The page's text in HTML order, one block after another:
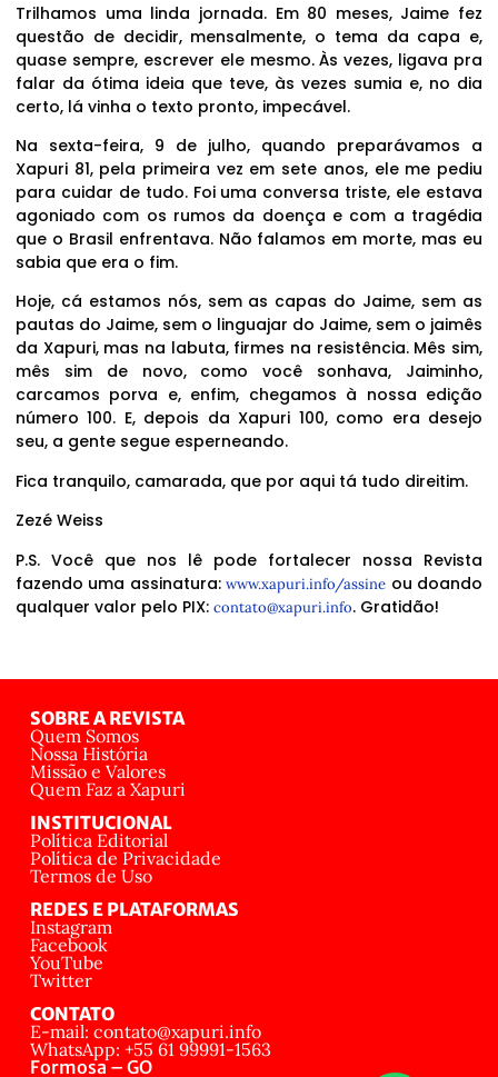
Trilhamos uma linda jornada. Em 80 meses, Jaime fez
questão de decidir, mensalmente, o tema da capa e,
quase sempre, escrever ele mesmo. Às vezes, ligava pra
falar da ótima ideia que teve, às vezes sumia e, no dia
certo, lá vinha o texto pronto, impecável.
Na sexta-feira, 9 de julho, quando preparávamos a
Xapuri 81, pela primeira vez em sete anos, ele me pediu
para cuidar de tudo. Foi uma conversa triste, ele estava
agoniado com os rumos da doença e com a tragédia
que o Brasil enfrentava. Não falamos em morte, mas eu
sabia que era o fim.
Hoje, cá estamos nós, sem as capas do Jaime, sem as
pautas do Jaime, sem o linguajar do Jaime, sem o jaimês
da Xapuri, mas na labuta, firmes na resistência. Mês sim,
mês sim de novo, como você sonhava, Jaiminho,
carcamos porva e, enfim, chegamos à nossa edição
número 100. E, depois da Xapuri 100, como era desejo
seu, a gente segue esperneando.
Fica tranquilo, camarada, que por aqui tá tudo direitim.
Zezé Weiss
P.S. Você que nos lê pode fortalecer nossa Revista
fazendo uma assinatura:www.xapuri.info/assine ou doando
qualquer valor pelo PIX: contato@xapuri.info. Gratidão!
SOBRE A REVISTA
Quem Somos
Nossa História
Missão e Valores
Quem Faz a Xapuri
INSTITUCIONAL
Política Editorial
Política de Privacidade
Termos de Uso
REDES E PLATAFORMAS
Instagram
Facebook
YouTube
Twitter
CONTATO
E-mail: contato@xapuri.info
WhatsApp: +55 61 99991-1563
Formosa – GO